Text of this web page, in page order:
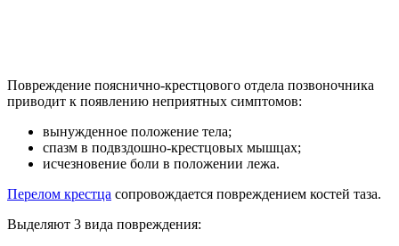
Повреждение пояснично-крестцового отдела позвоночника
приводит к появлению неприятных симптомов:
вынужденное положение тела;
спазм в подвздошно-крестцовых мышцах;
исчезновение боли в положении лежа.
Перелом крестца сопровождается повреждением костей таза.
Выделяют 3 вида повреждения: